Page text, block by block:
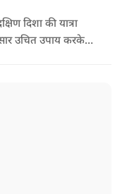
दिशा की यात्रा
उचित उपाय करके